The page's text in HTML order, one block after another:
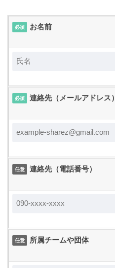
必須 お名前
必須 連絡先（メールアドレス）
任意 連絡先（電話番号）
任意 所属チームや団体